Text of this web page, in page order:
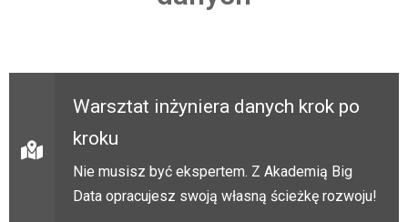
Warsztat inżyniera danych krok po
kroku
Nie musisz być ekspertem. Z Akademią Big
Data opracujesz swoją własną ścieżkę rozwoju!